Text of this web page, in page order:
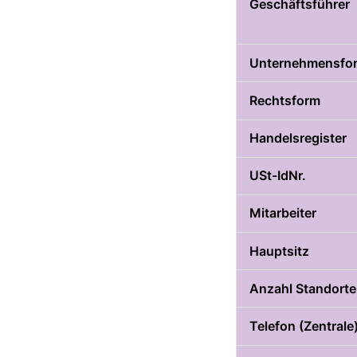
Geschäftsführer
Rechtsform
Handelsregister
USt-IdNr.
Mitarbeiter
Hauptsitz
Anzahl Standorte
Telefon